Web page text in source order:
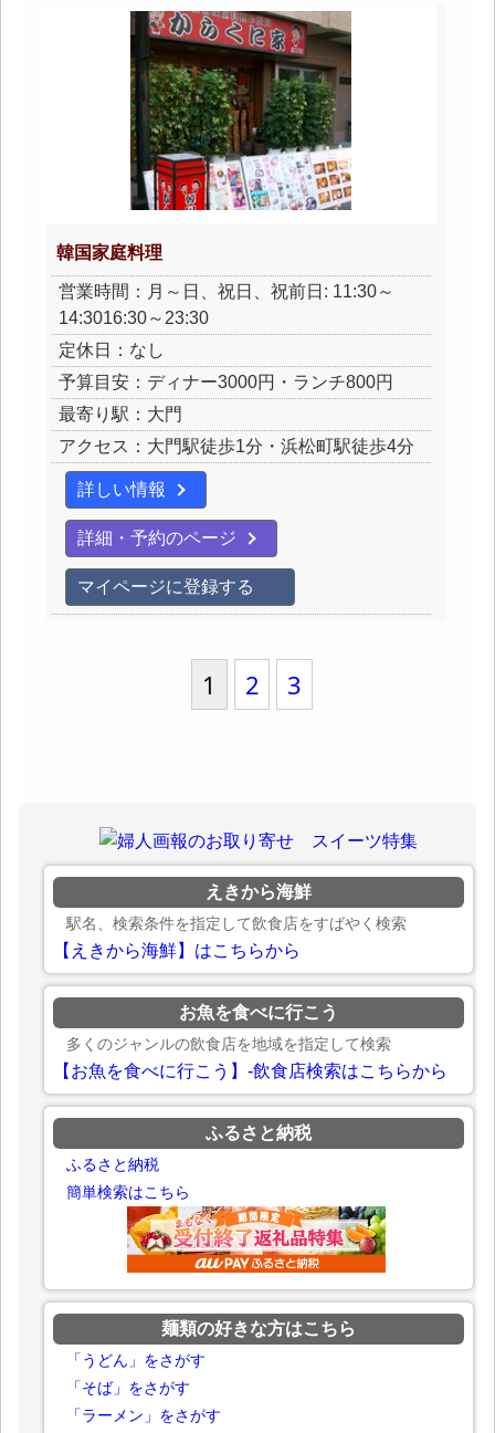
韓国家庭料理
営業時間：月～日、祝日、祝前日: 11:30～
14:3016:30～23:30
定休日：なし
予算目安：ディナー3000円・ランチ800円
最寄り駅：大門
アクセス：大門駅徒歩1分・浜松町駅徒歩4分
詳しい情報
詳細・予約のページ
マイページに登録する
1 2 3
えきから海鮮
駅名、検索条件を指定して飲食店をすばやく検索
【えきから海鮮】はこちらから
お魚を食べに行こう
多くのジャンルの飲食店を地域を指定して検索
【お魚を食べに行こう】-飲食店検索はこちらから
ふるさと納税
ふるさと納税
簡単検索はこちら
麺類の好きな方はこちら
「うどん」をさがす
「そば」をさがす
「ラーメン」をさがす